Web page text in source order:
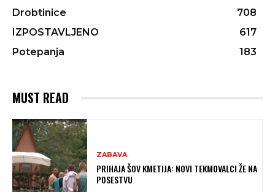
Drobtinice
708
IZPOSTAVLJENO
617
Potepanja
183
MUST READ
ZABAVA
PRIHAJA ŠOV KMETIJA: NOVI TEKMOVALCI ŽE NA
POSESTVU